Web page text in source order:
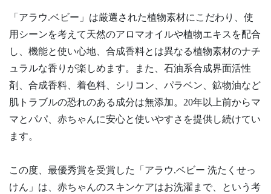
「アラウ.ベビー」は厳選された植物素材にこだわり、使
用シーンを考えて天然のアロマオイルや植物エキスを配合
し、機能と使い心地、合成香料とは異なる植物素材のナチ
ュラルな香りが楽しめます。また、石油系合成界面活性
剤、合成香料、着色料、シリコン、パラベン、鉱物油など
肌トラブルの恐れのある成分は無添加。20年以上前からマ
マとパパ、赤ちゃんに安心と使いやすさを提供し続けてい
ます。
この度、最優秀賞を受賞した「アラウ.ベビー 洗たくせっ
けん」は、赤ちゃんのスキンケアはお洗濯まで、という考